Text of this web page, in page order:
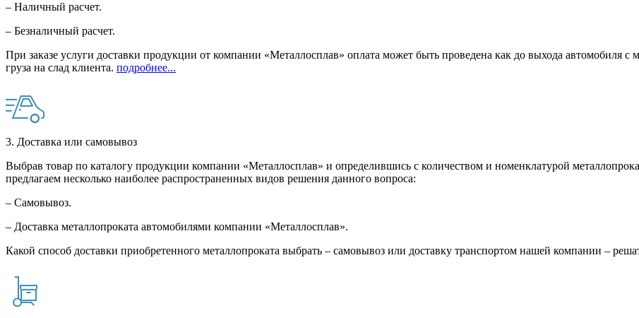
– Наличный расчет.
– Безналичный расчет.
При заказе услуги доставки продукции от компании «Металлосплав» оплата может быть проведена как до выхода автомобиля
груза на слад клиента. подробнее...
3. Доставка или самовывоз
Выбрав товар по каталогу продукции компании «Металлосплав» и определившись с количеством и номенклатурой
предлагаем несколько наиболее распространенных видов решения данного вопроса:
– Самовывоз.
– Доставка металлопроката автомобилями компании «Металлосплав».
Какой способ доставки приобретенного металлопроката выбрать – самовывоз или доставку транспортом нашей компании –